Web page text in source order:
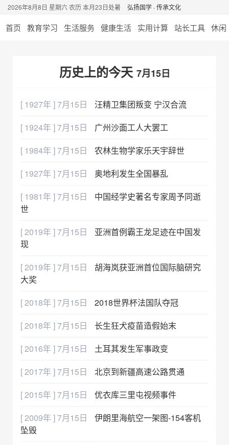
2026年8月8日 星期六 农历 本月23日处暑 弘扬国学 · 传承文化
首页 教育学习 生活服务 健康生活 实用计算 站长工具 休闲
历史上的今天 7月15日
[ 1927年 ] 7月15日
汪精卫集团叛变 宁汉合流
[ 1924年 ] 7月15日
广州沙面工人大罢工
[ 1984年 ] 7月15日
农林生物学家乐天宇辞世
[ 1927年 ] 7月15日
奥地利发生全国暴乱
[ 1981年 ] 7月15日
中国经学史著名专家周予同逝
世
[ 2019年 ] 7月15日
亚洲首例霸王龙足迹在中国发
现
[ 2019年 ] 7月15日
胡海岚获亚洲首位国际脑研究
大奖
[ 2018年 ] 7月15日
2018世界杯法国队夺冠
[ 2018年 ] 7月15日
长生狂犬疫苗造假始末
[ 2016年 ] 7月15日
土耳其发生军事政变
[ 2017年 ] 7月15日
北京到新疆高速公路贯通
[ 2015年 ] 7月15日
优衣库三里屯视频事件
[ 2009年 ] 7月15日
伊朗里海航空一架图-154客机
坠毁